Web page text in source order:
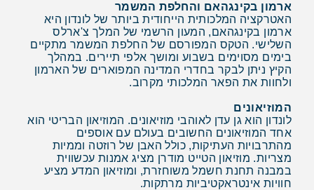
ארמון בקינגהאם והחלפת המשמר
האטרקציה המלכותית הייחודית ביותר של לונדון היא
ארמון בקינגהאם, המעון הרשמי של המלך צ'ארלס
השלישי. הטקס המפורסם של החלפת המשמר מתקיים
בימים מסוימים בשבוע ומושך אלפי תיירים. במהלך
הקיץ ניתן לבקר בחדרי המדינה המפוארים של הארמון
ולחוות את הפאר המלכותי מקרוב.
המוזיאונים
לונדון הוא גן עדן לאוהבי מוזיאונים. המוזיאון הבריטי הוא
אחד המוזיאונים החשובים בעולם עם אוספים
מהתרבויות העתיקות, כולל האבן של רוזטה וממיות
מצריות. מוזיאון הטייט מודרן מציג אמנות עכשווית
במבנה תחנת חשמל משוחזרת, ומוזיאון המדע מציע
חוויות אינטראקטיביות מרתקות.